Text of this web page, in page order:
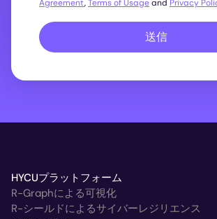
Agreement,Terms of Usageand Privacy
送信
HYCUプラットフォーム
R-Graphによる可視化
R-シールドによるサイバーレジリエンス